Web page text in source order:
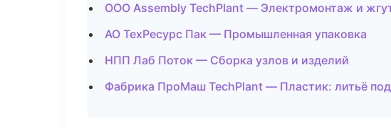
ООО Assembly TechPlant — Электромонтаж и
АО ТехРесурс Пак — Промышленная упаковка
НПП Лаб Поток — Сборка узлов и изделий
Фабрика ПроМаш TechPlant — Пластик: литьё